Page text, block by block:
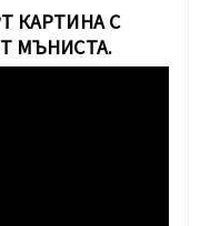
КАРТИНА С
МЪНИСТА.